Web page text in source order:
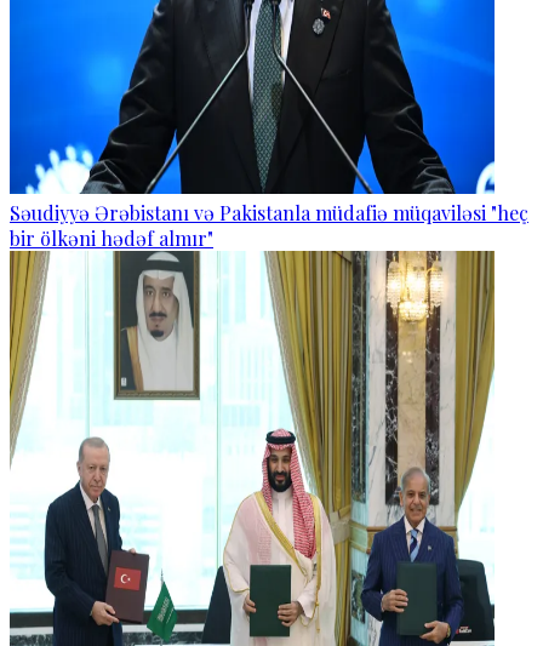
Səudiyyə Ərəbistanı və Pakistanla müdafiə müqaviləsi "heç
bir ölkəni hədəf almır"